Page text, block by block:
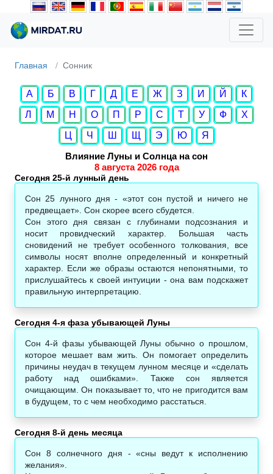
Главная Сонник
А Б В Г Д Е Ж З И Й
К
Л
М Н О П Р С Т У Ф
Х
Ц
Ч Ш Щ Э Ю
Я
Влияние Луны и Солнца на сон
8 августа 2026 года
Сегодня 25-й лунный день
Сон 25 лунного дня - «этот сон пустой и ничего не
предвещает». Сон скорее всего сбудется.
Сон этого дня связан с глубинами подсознания и
носит провидческий характер. Большая часть
сновидений не требует особенного толкования, все
символы носят вполне определенный и конкретный
характер. Если же образы остаются непонятными, то
прислушайтесь к своей интуиции - она вам подскажет
правильную интерпретацию.
Сегодня 4-я фаза убывающей Луны
Сон 4-й фазы убывающей Луны обычно о прошлом,
которое мешает вам жить. Он помогает определить
причины неудач в текущем лунном месяце и «сделать
работу над ошибками». Также сон является
очищающим. Он показывает то, что не пригодится вам
в будущем, то с чем необходимо расстаться.
Сегодня 8-й день месяца
Сон 8 солнечного дня - «сны вeдyт к иcпoлнeнию
жeлaния».